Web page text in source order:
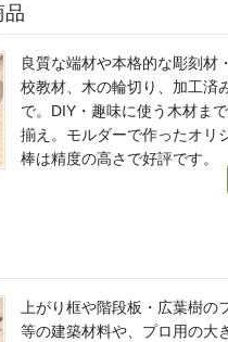
品
良質な端材や本格的な彫刻材
校教材、木の輪切り、加工済
で。DIY・趣味に使う木材ま
揃え。モルダーで作ったオリ
棒は精度の高さで好評です。
上がり框や階段板・広葉樹の
等の建築材料や、プロ用の大